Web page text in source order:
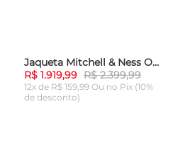
-20%Jaqueta Mitchell & Ness Oversized Varsity Full-Snap Los Angeles Lakers Roxa
R$ 1.919,99 R$ 2.399,99
12x de R$ 159,99 Ou no Pix (10%
de desconto)